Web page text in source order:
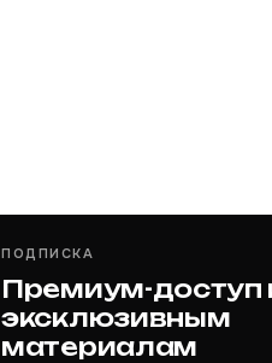
ПОДПИСКА
Премиум-доступ
эксклюзивным
материалам